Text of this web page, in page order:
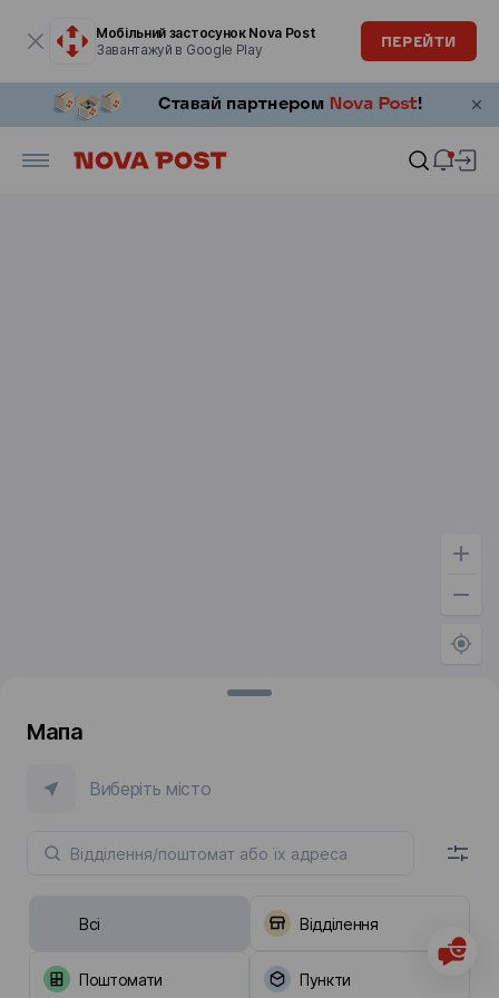
Мобільний застосунок Nova Post
Завантажуй в Google Play
ПЕРЕЙТИ
Мапа
Виберіть місто
Всі Відділення
Поштомати Пункти